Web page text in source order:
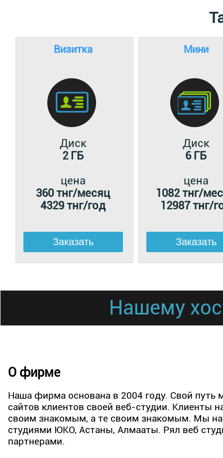
Визитка
Диск
2 ГБ
цена
360 тнг/месяц
4329 тнг/год
Мини
Диск
6 ГБ
цена
1082 тнг/
12987 тнг/
Нашему
О фирме
Наша фирма основана в 2004 году. Свой путь
сайтов клиентов своей веб-студии. Клиенты
своим знакомым, а те своим знакомым. Мы
студиями ЮКО, Астаны, Алмааты. Рял веб
партнерами.